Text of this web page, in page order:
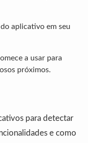
aplicativo em seu
a usar para
próximos.
para detectar
e como